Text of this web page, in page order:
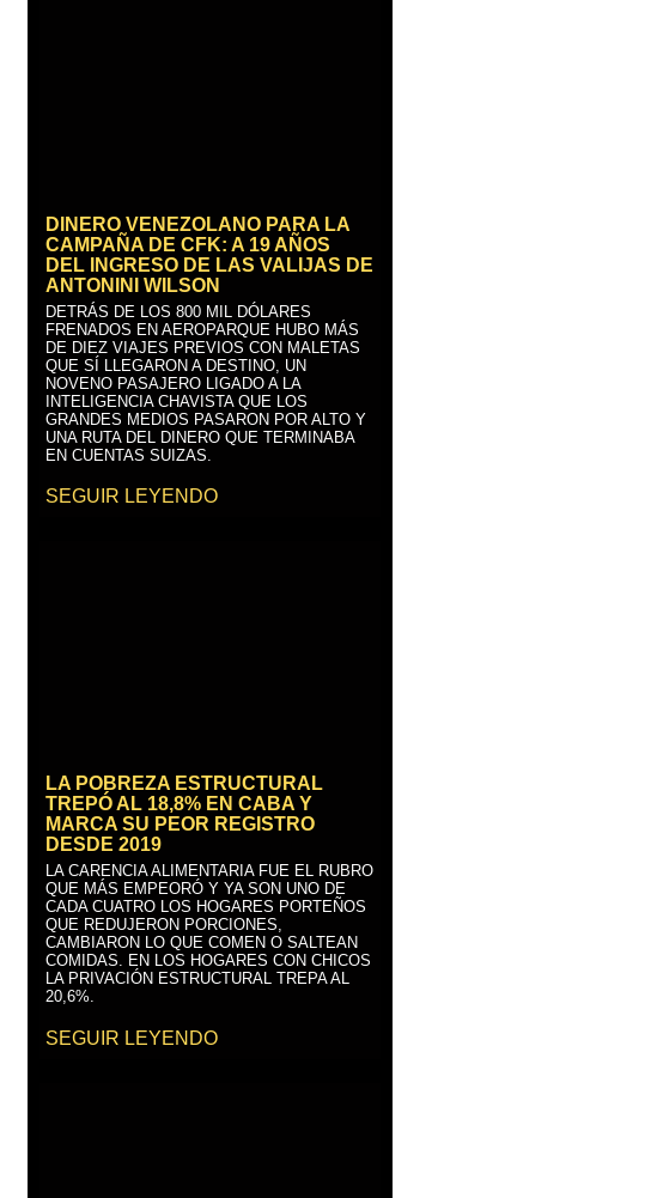
DINERO VENEZOLANO PARA LA
CAMPAÑA DE CFK: A 19 AÑOS
DEL INGRESO DE LAS VALIJAS DE
ANTONINI WILSON
DETRÁS DE LOS 800 MIL DÓLARES
FRENADOS EN AEROPARQUE HUBO MÁS
DE DIEZ VIAJES PREVIOS CON MALETAS
QUE SÍ LLEGARON A DESTINO, UN
NOVENO PASAJERO LIGADO A LA
INTELIGENCIA CHAVISTA QUE LOS
GRANDES MEDIOS PASARON POR ALTO Y
UNA RUTA DEL DINERO QUE TERMINABA
EN CUENTAS SUIZAS.
SEGUIR LEYENDO
LA POBREZA ESTRUCTURAL
TREPÓ AL 18,8% EN CABA Y
MARCA SU PEOR REGISTRO
DESDE 2019
LA CARENCIA ALIMENTARIA FUE EL RUBRO
QUE MÁS EMPEORÓ Y YA SON UNO DE
CADA CUATRO LOS HOGARES PORTEÑOS
QUE REDUJERON PORCIONES,
CAMBIARON LO QUE COMEN O SALTEAN
COMIDAS. EN LOS HOGARES CON CHICOS
LA PRIVACIÓN ESTRUCTURAL TREPA AL
20,6%.
SEGUIR LEYENDO